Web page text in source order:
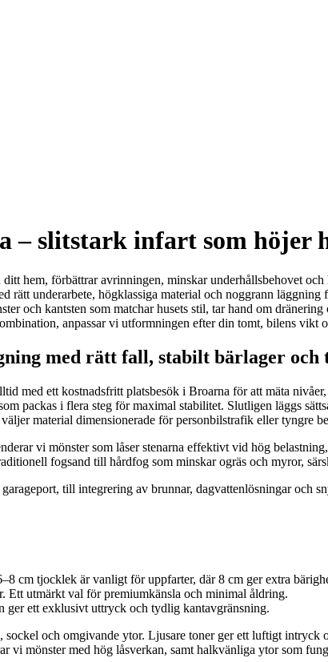
– slitstark infart som höjer
hem, förbättrar avrinningen, minskar underhållsbehovet
underarbete, högklassiga material och noggrann
och kantsten som matchar husets stil, tar hand om
anpassar vi utformningen efter din tomt, bilens vikt
med rätt fall, stabilt bärlager och
med ett kostnadsfritt platsbesök i Broarna för att mäta
packas i flera steg för maximal stabilitet. Slutligen läggs
material dimensionerade för personbilstrafik eller tyngre
vi mönster som låser stenarna effektivt vid hög
fogsand till hårdfog som minskar ogräs och myror,
till integrering av brunnar, dagvattenlösningar och
cm tjocklek är vanligt för uppfarter, där 8 cm ger extra
Ett utmärkt val för premiumkänsla och minimal åldring.
ger ett exklusivt uttryck och tydlig kantavgränsning.
och omgivande ytor. Ljusare toner ger ett luftigt intryck
vi mönster med hög låsverkan, samt halkvänliga ytor som